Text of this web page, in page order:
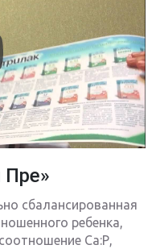
Пре»
сбалансированная
ребенка,
Са:Р,